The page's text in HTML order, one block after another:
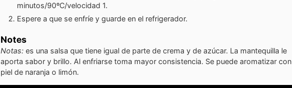
minutos/90ºC/velocidad 1.
Espere a que se enfríe y guarde en el refrigerador.
Notes
Notas: es una salsa que tiene igual de parte de crema y de azúcar. La mantequilla le
aporta sabor y brillo. Al enfriarse toma mayor consistencia. Se puede aromatizar con
piel de naranja o limón.